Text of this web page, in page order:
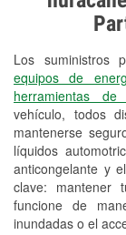
Los suministros
equipos de
herramientas de
vehículo, todos
mantenerse
líquidos
anticongelante y
clave: mantener
funcione de
inundadas o el